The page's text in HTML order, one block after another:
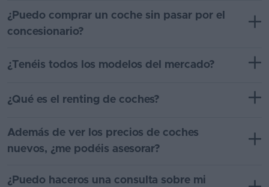
¿Puedo comprar un coche sin pasar por el
concesionario?
¿Tenéis todos los modelos del mercado?
¿Qué es el renting de coches?
Además de ver los precios de coches
nuevos, ¿me podéis asesorar?
¿Puedo haceros una consulta sobre mi